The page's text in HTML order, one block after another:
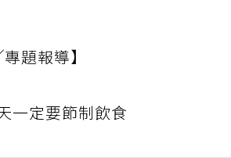
題報導】
一定要節制飲食